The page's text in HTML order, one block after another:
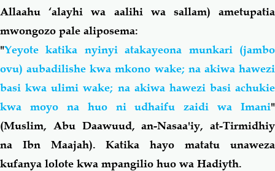
Allaahu ‘alayhi wa aalihi wa sallam) ametupatia
mwongozo pale aliposema:
"Yeyote katika nyinyi atakayeona munkari (jambo
ovu) aubadilishe kwa mkono wake; na akiwa hawezi
basi kwa ulimi wake; na akiwa hawezi basi achukie
kwa moyo na huo ni udhaifu zaidi wa Imani"
(Muslim, Abu Daawuud, an-Nasaa'iy, at-Tirmidhiy
na Ibn Maajah). Katika hayo matatu unaweza
kufanya lolote kwa mpangilio huo wa Hadiyth.